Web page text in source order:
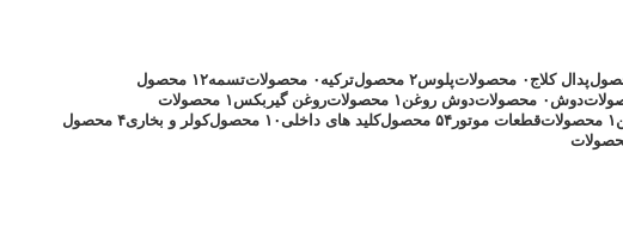
پدال کلاج ۰ محصولات پلوس۲ محصول ترکیه ۰ محصولات تسمه۱۲ محصول
دوش ۰ محصولات دوش روغن ۱ محصولات روغن گیربکس ۱ محصولات
۱ محصولات قطعات موتور ۵۴ محصول کلید های داخلی۱۰ محصول کولر و بخاری۴ محصول